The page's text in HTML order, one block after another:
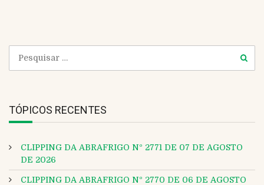
TÓPICOS RECENTES
CLIPPING DA ABRAFRIGO Nº 2771 DE 07 DE AGOSTO
DE 2026
CLIPPING DA ABRAFRIGO Nº 2770 DE 06 DE AGOSTO